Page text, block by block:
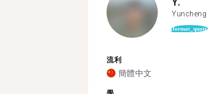
Yuncheng
format_quote
流利
簡體中文